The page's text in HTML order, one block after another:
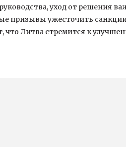
уход от решения
призывы ужесточить
что Литва стремится к